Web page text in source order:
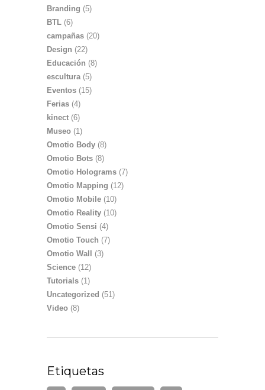
Branding (5)
BTL (6)
campañas (20)
Design (22)
Educación (8)
escultura(5)
Eventos (15)
Ferias (4)
kinect (6)
Museo (1)
Omotio Body (8)
Omotio Bots (8)
Omotio Holograms (7)
Omotio Mapping (12)
Omotio Mobile (10)
Omotio Reality (10)
Omotio Sensi (4)
Omotio Touch (7)
Omotio Wall
(3)
Science (12)
Tutorials (1)
Uncategorized (51)
Video (8)
Etiquetas